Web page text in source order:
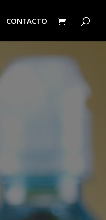
CONTACTO